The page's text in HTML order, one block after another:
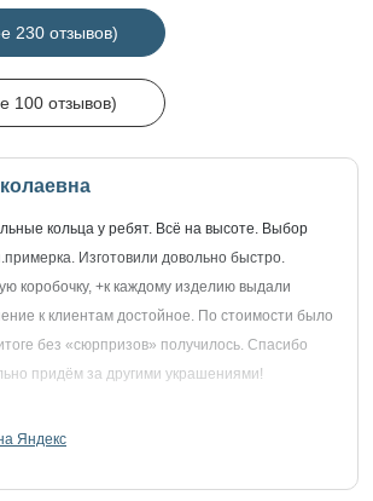
230 отзывов)
100 отзывов)
кольца у ребят. Всё на высоте. Выбор
Изготовили довольно быстро.
коробочку, +к каждому изделию выдали
к клиентам достойное. По стоимости было
без «сюрпризов» получилось. Спасибо
придём за другими украшениями!
Яндекс